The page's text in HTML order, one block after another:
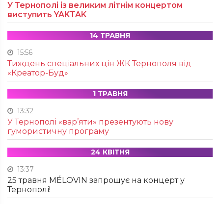
У Тернополі із великим літнім концертом
виступить YAKTAK
14 ТРАВНЯ
15:56
Тиждень спеціальних цін ЖК Тернополя від
«Креатор-Буд»
1 ТРАВНЯ
13:32
У Тернополі «вар’яти» презентують нову
гумористичну програму
24 КВІТНЯ
13:37
25 травня MÉLOVIN запрошує на концерт у
Тернополі!